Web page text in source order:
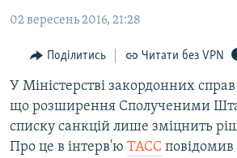
основної
навігації
Перейти
пошуку
БЛОГИ
ПОГЛЯД
ІНТЕРВ'Ю
ВСЕ ЗА ДЕНЬ
СПЕЦПРОЕКТИ
02 вересень 2016, 21:28
Поділитись Читати без VPN
У Міністерстві закордонних справ
що розширення Сполученими
списку санкцій лише зміцнить
Про це в інтерв'ю ТАСС